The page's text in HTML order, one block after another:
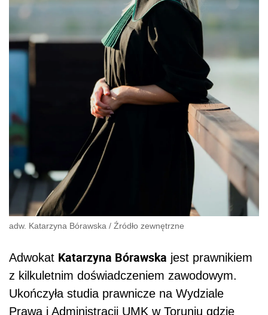
adw. Katarzyna Bórawska / Źródło zewnętrzne
Adwokat Katarzyna Bórawska jest prawnikiem
z kilkuletnim doświadczeniem zawodowym.
Ukończyła studia prawnicze na Wydziale
Prawa i Administracji UMK w Toruniu gdzie